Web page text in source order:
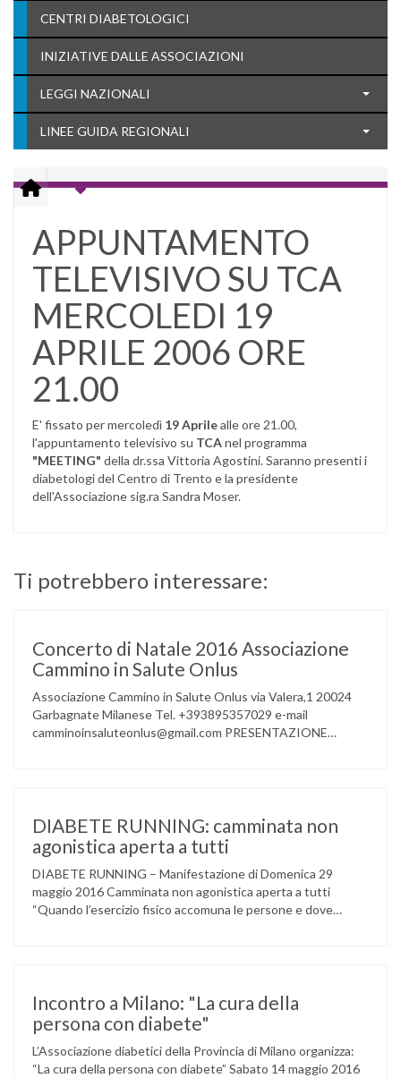
CENTRI DIABETOLOGICI
INIZIATIVE DALLE ASSOCIAZIONI
LEGGI NAZIONALI
LINEE GUIDA REGIONALI
APPUNTAMENTO
TELEVISIVO SU TCA
MERCOLEDI 19
APRILE 2006 ORE
21.00
E' fissato per mercoledì 19 Aprilealle ore 21.00,
l'appuntamento televisivo su TCAnel programma
"MEETING" della dr.ssa Vittoria Agostini. Saranno presenti i
diabetologi del Centro di Trento e la presidente
dell'Associazione sig.ra Sandra Moser.
Ti potrebbero interessare:
Concerto di Natale 2016 Associazione
Cammino in Salute Onlus
Associazione Cammino in Salute Onlus via Valera,1 20024
Garbagnate Milanese Tel. +393895357029 e-mail
camminoinsaluteonlus@gmail.com PRESENTAZIONE
gruppo musicale GROOVY LEMONS di PREGNANA
MILANESE. L’ Associazione …
DIABETE RUNNING: camminata non
agonistica aperta a tutti
DIABETE RUNNING – Manifestazione di Domenica 29
maggio 2016 Camminata non agonistica aperta a tutti
“Quando l’esercizio fisico accomuna le persone e dove
Incontro a Milano: "La cura della
persona con diabete"
L’Associazione diabetici della Provincia di Milano organizza:
“La cura della persona con diabete” Sabato 14 maggio 2016